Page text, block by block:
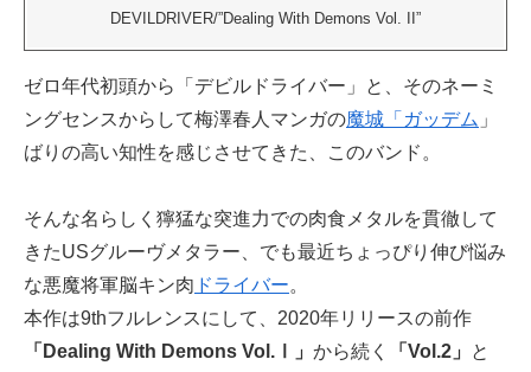
DEVILDRIVER/”Dealing With Demons Vol. II”
ゼロ年代初頭から「デビルドライバー」と、そのネーミ
ングセンスからして梅澤春人マンガの魔城「ガッデム 」
ばりの高い知性を感じさせてきた、このバンド。
そんな名らしく獰猛な突進力での肉食メタルを貫徹して
きたUSグルーヴメタラー、でも最近ちょっぴり伸び悩み
な悪魔将軍脳キン肉 ドライバー。
本作は9thフルレンスにして、2020年リリースの前作
「Dealing With Demons Vol.Ⅰ」 から続く 「Vol.2」
と